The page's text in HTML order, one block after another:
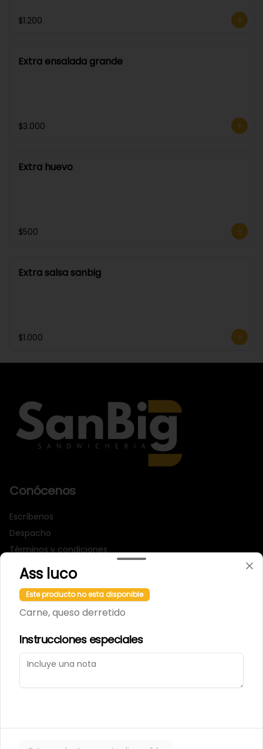
$1.200
Extra ensalada grande
$3.000
Extra huevo
$500
Extra salsa sanbig
$1.000
Conócenos
Escríbenos
Despacho
Términos y condiciones
Política de privacidad
Redes sociales
Instagram
Mi cuenta
Iniciar sesión
Ass luco
Este producto no esta disponible
Carne, queso derretido
Instrucciones especiales